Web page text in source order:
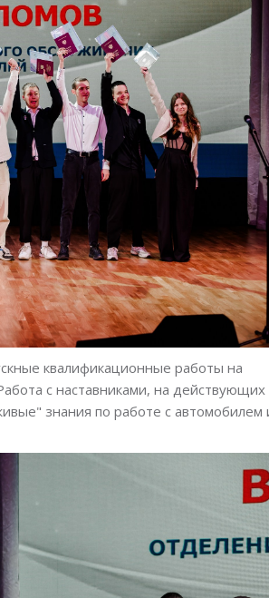
квалификационные работы на
с наставниками, на действующих
знания по работе с автомобилем